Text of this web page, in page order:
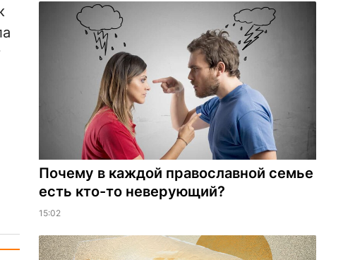
Почему в каждой православной семье
есть кто-то неверующий?
15:02